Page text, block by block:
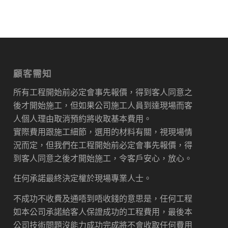
顧客需知
所有工程開始前必定會事先報價，得到客人同意之
後才開始施工，但如果公司施工人員到達現場而客
人個人理由取消預約將收取基本費用。
實際費用跟施工細節，選用的材料有關，視現場情
況而定，但我們在工程開始前必定會事先報價，得
到客人同意之後才開始施工，令客戶安心，放心。
任何承諾最終決定權於現場專業人士。
不成功不收費及通唔到唔收錢的意思是，任何工程
如本公司承諾給客人保證成功的工程費用，最後本
公司技術問題沒能力成功完成將不會收取任何費用